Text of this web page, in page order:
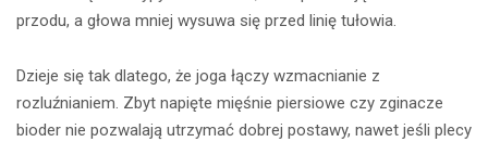
przodu, a głowa mniej wysuwa się przed linię tułowia.
Dzieje się tak dlatego, że joga łączy wzmacnianie z
rozluźnianiem. Zbyt napięte mięśnie piersiowe czy zginacze
bioder nie pozwalają utrzymać dobrej postawy, nawet jeśli plecy